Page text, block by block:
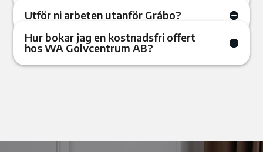
Utför ni arbeten utanför Gråbo?
Hur bokar jag en kostnadsfri offert
hos WA Golvcentrum AB?